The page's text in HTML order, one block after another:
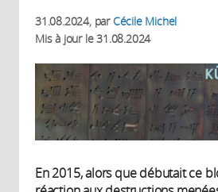
31.08.2024, parCécile Michel
Mis à jour le31.08.2024
En 2015, alors que débutait ce